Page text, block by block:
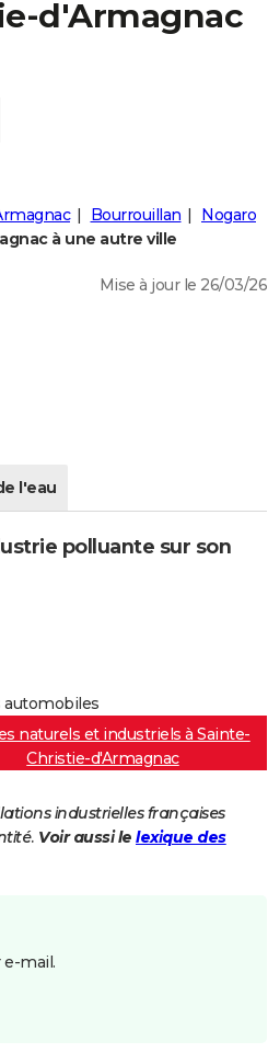
d'Armagnac
Bourrouillan
Nogaro
à une autre ville
Mise à jour le 26/03/26
l'eau
polluante sur son
automobiles
naturels et industriels à Sainte-
Christie-d'Armagnac
industrielles françaises
Voir aussi le lexique des
e-mail.